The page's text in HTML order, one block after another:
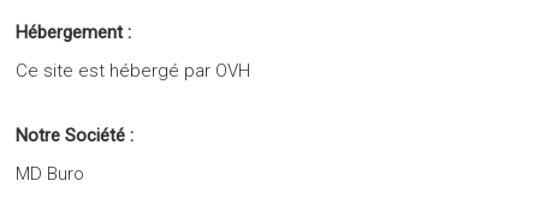
Hébergement :
Ce site est hébergé par OVH
Notre Société :
MD Buro